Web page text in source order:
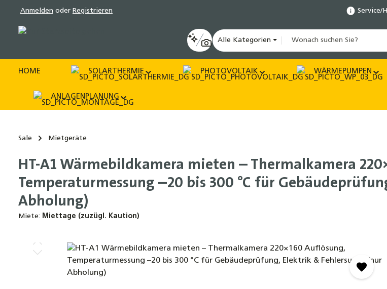
Zur Hauptnavigation springen
Anmelden oder Registrieren Service/
Alle Kategorien
HOME SOLARTHERMIE PHOTOVOLTAIK WÄRMEPUMPEN
ANLAGENPLANUNG
Sale Mietgeräte
HT-A1 Wärmebildkamera mieten – Thermalkamera
Temperaturmessung –20 bis 300 °C für
Abholung)
Miete: Miettage (zuzügl. Kaution)
Bildergalerie überspringen